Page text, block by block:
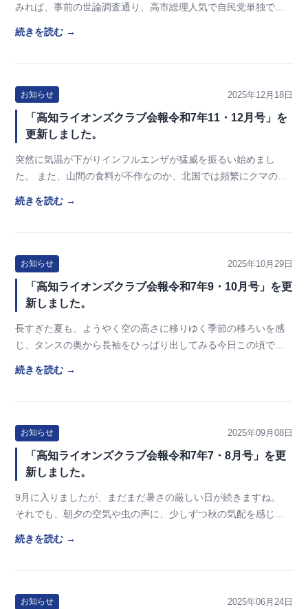
みれば、事前の世論調査通り、高市総理人気で自民党単独で過
続きを読む →
お知らせ 2025年12月18日
「高知ライオンズクラブ会報令和7年11・12月号」を
更新しました。
突然に気温が下がりインフルエンザが猛威を振るい始めまし
た。 また、山間の食料が不作なのか、北国では頻繁にクマの出
続きを読む →
お知らせ 2025年10月29日
「高知ライオンズクラブ会報令和7年9・10月号」を更
新しました。
長すぎた夏も、ようやく空の高さに移りゆく季節の移ろいを感
じ、タンスの奥から長袖をひっぱり出してみる今日この頃で
す。 ２０２６年度のオセアルアジア大会は北海道・札…
続きを読む →
お知らせ 2025年09月08日
「高知ライオンズクラブ会報令和7年7・8月号」を更
新しました。
9月に入りましたが、まだまだ暑さの厳しい日が続きますね。
それでも、朝夕の空気や虫の声に、少しずつ秋の気配を感じる
ようになってきました。 季節の変わり目は、体調…
続きを読む →
お知らせ 2025年06月24日